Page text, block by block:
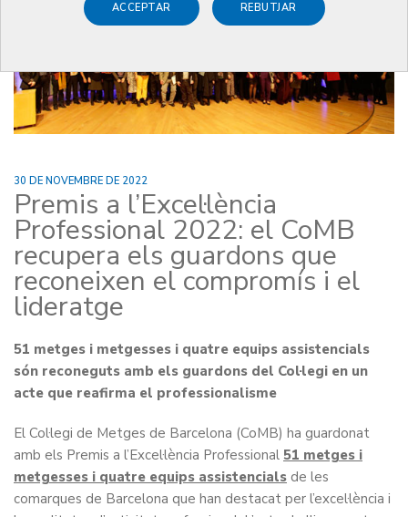
ACCEPTAR REBUTJAR
30 DE NOVEMBRE DE 2022
Premis a l’Excel·lència
Professional 2022: el CoMB
recupera els guardons que
reconeixen el compromís i el
lideratge
51 metges i metgesses i quatre equips assistencials
són reconeguts amb els guardons del Col·legi en un
acte que reafirma el professionalisme
El Col·legi de Metges de Barcelona (CoMB) ha guardonat
amb els Premis a l’Excel·lència Professional 51 metges i
metgesses i quatre equips assistencials de les
comarques de Barcelona que han destacat per l’excel·lència i